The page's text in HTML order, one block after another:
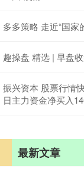
多多策略 走近“国家
趣操盘 精选 | 早盘
振兴资本 股票行情
日主力资金净买入
最新文章